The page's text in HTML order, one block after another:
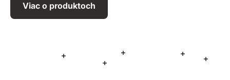
Viac o produktoch
Viac
Viac informácií